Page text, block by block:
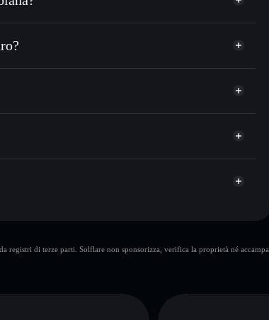
nel tempo
i wallet usando l’Aggregatore di
wallet non-custodial Solflare
Aggregatore di
singolo wallet
di terze parti. Solflare non sponsorizza, verifica la proprietà né accampa